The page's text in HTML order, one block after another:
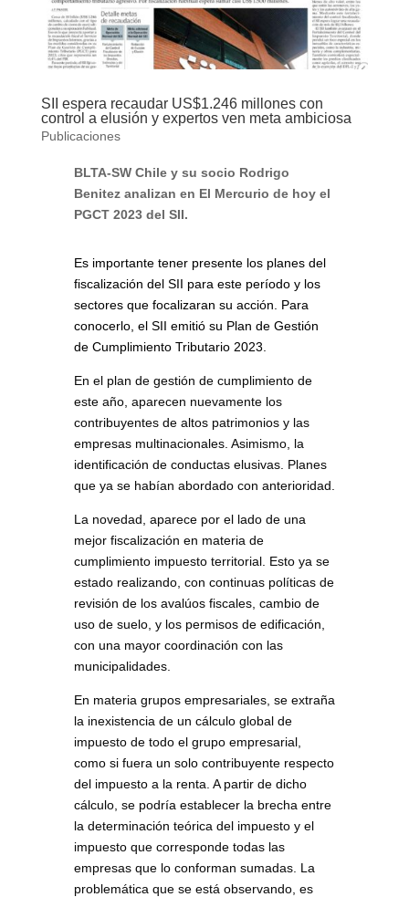
SII espera recaudar US$1.246 millones con
control a elusión y expertos ven meta ambiciosa
Publicaciones
BLTA-SW Chile y su socio Rodrigo
Benitez analizan en El Mercurio de hoy el
PGCT 2023 del SII.
Es importante tener presente los planes del
fiscalización del SII para este período y los
sectores que focalizaran su acción. Para
conocerlo, el SII emitió su Plan de Gestión
de Cumplimiento Tributario 2023.
En el plan de gestión de cumplimiento de
este año, aparecen nuevamente los
contribuyentes de altos patrimonios y las
empresas multinacionales. Asimismo, la
identificación de conductas elusivas. Planes
que ya se habían abordado con anterioridad.
La novedad, aparece por el lado de una
mejor fiscalización en materia de
cumplimiento impuesto territorial. Esto ya se
estado realizando, con continuas políticas de
revisión de los avalúos fiscales, cambio de
uso de suelo, y los permisos de edificación,
con una mayor coordinación con las
municipalidades.
En materia grupos empresariales, se extraña
la inexistencia de un cálculo global de
impuesto de todo el grupo empresarial,
como si fuera un solo contribuyente respecto
del impuesto a la renta. A partir de dicho
cálculo, se podría establecer la brecha entre
la determinación teórica del impuesto y el
impuesto que corresponde todas las
empresas que lo conforman sumadas. La
problemática que se está observando, es